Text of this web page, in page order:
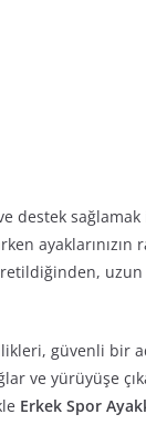
destek sağlamak
ayaklarınızın
güvenli bir
ve yürüyüşe
Erkek Spor